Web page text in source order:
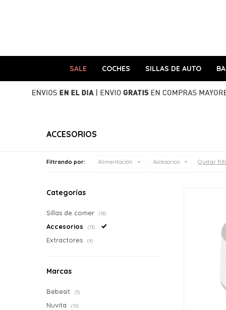
SALE COCHES SILLAS DE AUTO
ACCESORIOS
Filtrando por: Alimentación Accesorios Quitar
Categorías
Sillas de comer (18)
Accesorios (13)
Extractores (4)
Marcas
Bebesit (3)
Nuvita (10)